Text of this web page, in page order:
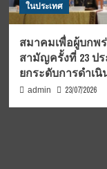
ในประเทศ
สมาคมเพื่อผู้บกพ
สามัญครั้งที่ 23 ป
ยกระดับการดำเ
admin 23/07/2026